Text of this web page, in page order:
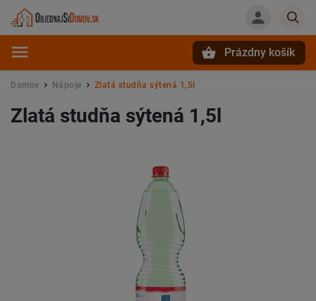
Prázdny košík
Domov / Nápoje / Zlatá studňa sýtená 1,5l
Zlatá studňa sýtená 1,5l